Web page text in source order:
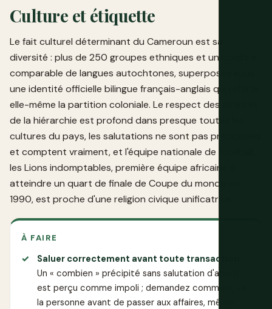
Culture et étiquette
Le fait culturel déterminant du Cameroun est sa
diversité : plus de 250 groupes ethniques et un nombre
comparable de langues autochtones, superposés sous
une identité officielle bilingue français-anglais qui reflète
elle-même la partition coloniale. Le respect des aînés et
de la hiérarchie est profond dans presque toutes les
cultures du pays, les salutations ne sont pas précipitées
et comptent vraiment, et l'équipe nationale de football,
les Lions indomptables, première équipe africaine à
atteindre un quart de finale de Coupe du monde en
1990, est proche d'une religion civique unificatrice.
À FAIRE
Saluer correctement avant toute transaction.
Un « combien » précipité sans salutation d'abord
est perçu comme impoli ; demandez comment va
la personne avant de passer aux affaires, même